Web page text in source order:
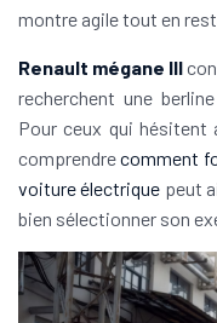
montre agile tout en
Renault mégane III
recherchent une
Pour ceux qui hésitent
comprendrecomment
voiture électrique peut
bien sélectionner son